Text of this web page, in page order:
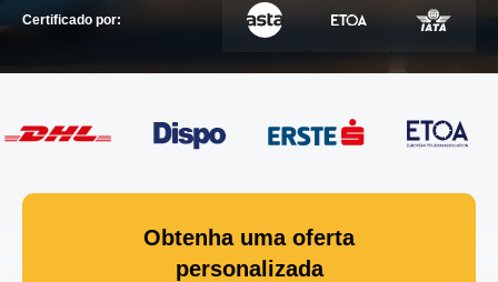
Certificado por:
Obtenha uma oferta
personalizada